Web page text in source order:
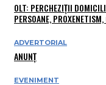
OLT: PERCHEZIŢII
PERSOANE,
ADVERTORIAL
ANUNȚ
EVENIMENT